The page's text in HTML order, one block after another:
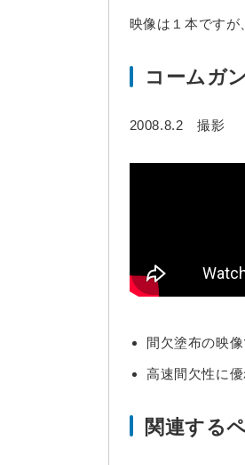
映像は１本ですが
コームガ
2008.8.2 撮影
間欠塗布の映像
高速間欠性に
関連する